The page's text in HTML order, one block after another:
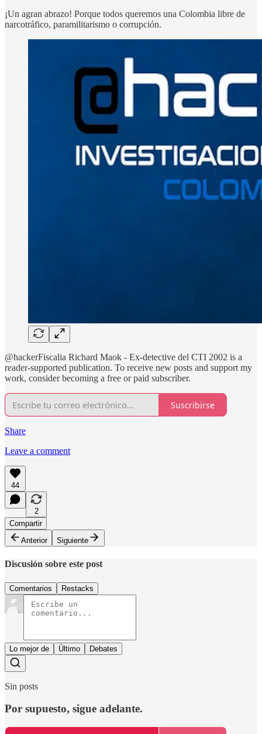
¡Un agran abrazo! Porque todos queremos una Colombia libre de
narcotráfico, paramilitarismo o corrupción.
@hackerFiscalia Richard Maok - Ex-detective del CTI 2002 is a
reader-supported publication. To receive new posts and support my
work, consider becoming a free or paid subscriber.
Suscribirse
Share
Leave a comment
44
2
Compartir
Anterior
Siguiente
Discusión sobre este post
Comentarios Restacks
Lo mejor de Último Debates
Sin posts
Por supuesto, sigue adelante.